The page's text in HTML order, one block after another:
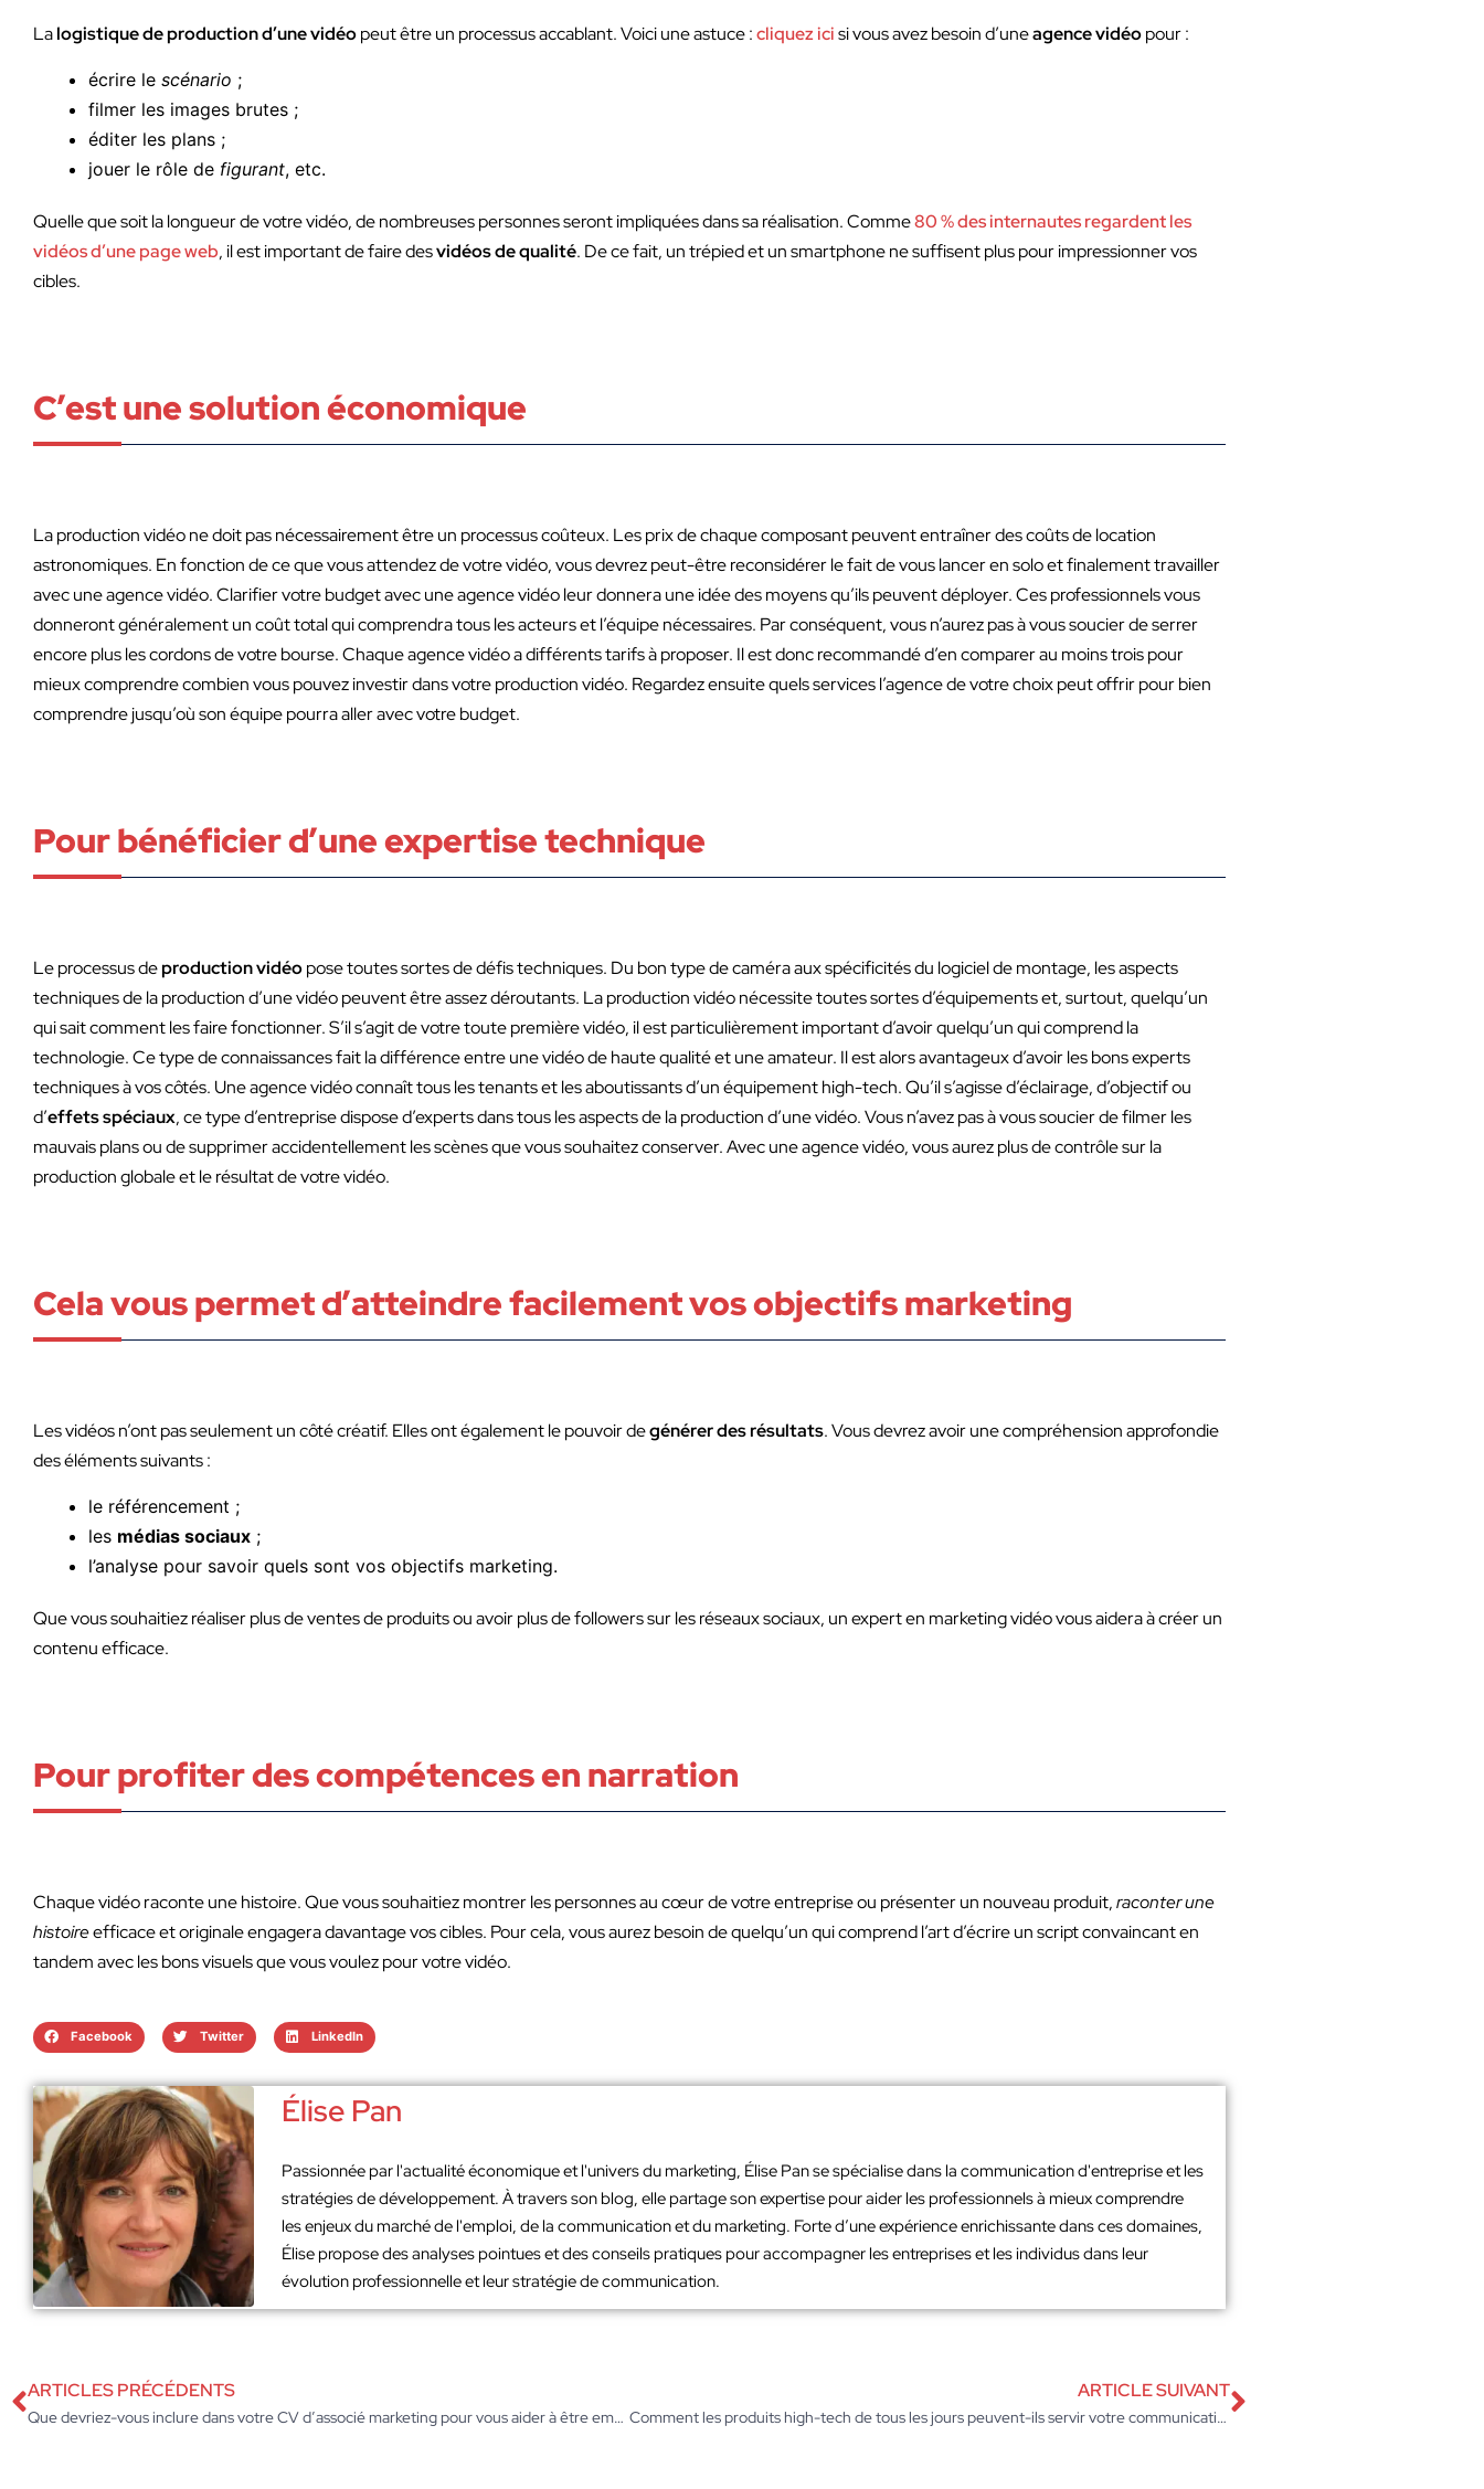
Lalogistique de production d’une vidéopeut être un processus accablant. Voici une astuce :cliquez icisi vous avez besoin d’uneagence vidéopour :
écrire le scénario ;
filmer les images brutes ;
éditer les plans ;
jouer le rôle de figurant, etc.
Quelle que soit la longueur de votre vidéo, de nombreuses personnes seront impliquées dans sa réalisation. Comme80 % des internautes regardent les
vidéos d’une page web, il est important de faire desvidéos de qualité. De ce fait, un trépied et un smartphone ne suffisent plus pour impressionner vos
cibles.
C’est une solution économique
La production vidéo ne doit pas nécessairement être un processus coûteux. Les prix de chaque composant peuvent entraîner des coûts de location
astronomiques. En fonction de ce que vous attendez de votre vidéo, vous devrez peut-être reconsidérer le fait de vous lancer en solo et finalement travailler
avec une agence vidéo. Clarifier votre budget avec une agence vidéo leur donnera une idée des moyens qu’ils peuvent déployer. Ces professionnels vous
donneront généralement un coût total qui comprendra tous les acteurs et l’équipe nécessaires. Par conséquent, vous n’aurez pas à vous soucier de serrer
encore plus les cordons de votre bourse. Chaque agence vidéo a différents tarifs à proposer. Il est donc recommandé d’en comparer au moins trois pour
mieux comprendre combien vous pouvez investir dans votre production vidéo. Regardez ensuite quels services l’agence de votre choix peut offrir pour bien
comprendre jusqu’où son équipe pourra aller avec votre budget.
Pour bénéficier d’une expertise technique
Le processus deproduction vidéopose toutes sortes de défis techniques. Du bon type de caméra aux spécificités du logiciel de montage, les aspects
techniques de la production d’une vidéo peuvent être assez déroutants. La production vidéo nécessite toutes sortes d’équipements et, surtout, quelqu’un
qui sait comment les faire fonctionner. S’il s’agit de votre toute première vidéo, il est particulièrement important d’avoir quelqu’un qui comprend la
technologie. Ce type de connaissances fait la différence entre une vidéo de haute qualité et une amateur. Il est alors avantageux d’avoir les bons experts
techniques à vos côtés. Une agence vidéo connaît tous les tenants et les aboutissants d’un équipement high-tech. Qu’il s’agisse d’éclairage, d’objectif ou
d’effets spéciaux, ce type d’entreprise dispose d’experts dans tous les aspects de la production d’une vidéo. Vous n’avez pas à vous soucier de filmer les
mauvais plans ou de supprimer accidentellement les scènes que vous souhaitez conserver. Avec une agence vidéo, vous aurez plus de contrôle sur la
production globale et le résultat de votre vidéo.
Cela vous permet d’atteindre facilement vos objectifs marketing
Les vidéos n’ont pas seulement un côté créatif. Elles ont également le pouvoir degénérer des résultats. Vous devrez avoir une compréhension approfondie
des éléments suivants :
le référencement ;
les médias sociaux ;
l’analyse pour savoir quels sont vos objectifs marketing.
Que vous souhaitiez réaliser plus de ventes de produits ou avoir plus de followers sur les réseaux sociaux, un expert en marketing vidéo vous aidera à créer un
contenu efficace.
Pour profiter des compétences en narration
Chaque vidéo raconte une histoire. Que vous souhaitiez montrer les personnes au cœur de votre entreprise ou présenter un nouveau produit,raconter une
histoireefficace et originale engagera davantage vos cibles. Pour cela, vous aurez besoin de quelqu’un qui comprend l’art d’écrire un script convaincant en
tandem avec les bons visuels que vous voulez pour votre vidéo.
Facebook Twitter LinkedIn
Élise Pan
Passionnée par l'actualité économique et l'univers du marketing, Élise Pan se spécialise dans la communication d'entreprise et les
stratégies de développement. À travers son blog, elle partage son expertise pour aider les professionnels à mieux comprendre
les enjeux du marché de l'emploi, de la communication et du marketing. Forte d’une expérience enrichissante dans ces domaines,
Élise propose des analyses pointues et des conseils pratiques pour accompagner les entreprises et les individus dans leur
évolution professionnelle et leur stratégie de communication.
ARTICLES PRÉCÉDENTS
Que devriez-vous inclure dans votre CV d’associé marketing pour vous aider à être embauché ?
ARTICLE SUIVANT
Comment les produits high-tech de tous les jours peuvent-ils servir votre communication d’entreprise ?